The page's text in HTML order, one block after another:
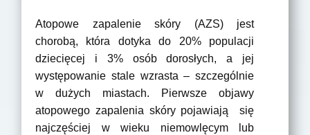
Atopowe zapalenie skóry (AZS) jest
chorobą, która dotyka do 20% populacji
dziecięcej i 3% osób dorosłych, a jej
występowanie stale wzrasta – szczególnie
w dużych miastach. Pierwsze objawy
atopowego zapalenia skóry pojawiają się
najczęściej w wieku niemowlęcym lub